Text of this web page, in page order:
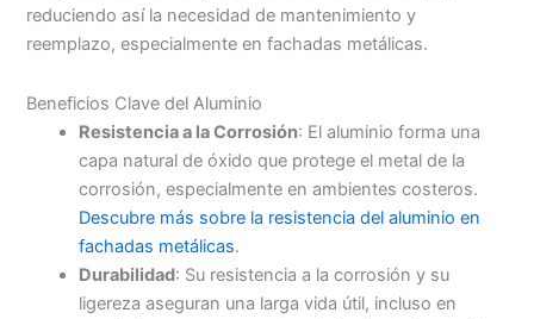
reduciendo así la necesidad de mantenimiento y
reemplazo, especialmente en fachadas metálicas.
Beneficios Clave del Aluminio
Resistencia a la Corrosión: El aluminio forma una
capa natural de óxido que protege el metal de la
corrosión, especialmente en ambientes costeros.
Descubre más sobre la resistencia del aluminio en
fachadas metálicas.
Durabilidad: Su resistencia a la corrosión y su
ligereza aseguran una larga vida útil, incluso en